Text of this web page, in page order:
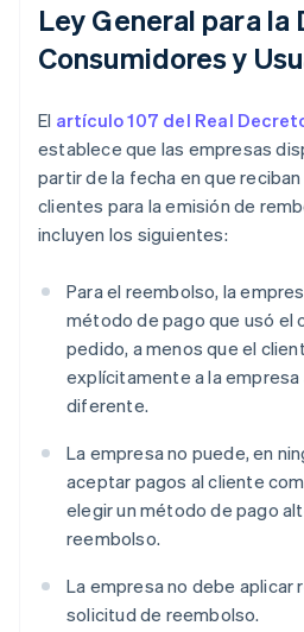
Ley General para la
Consumidores y
El artículo 107 del Real
establece que las empresas
partir de la fecha en que
clientes para la emisión de
incluyen los siguientes:
Para el reembolso, la
método de pago que usó el
pedido, a menos que el
explícitamente a la empresa
diferente.
La empresa no puede, en
aceptar pagos al cliente
elegir un método de pago
reembolso.
La empresa no debe aplicar
solicitud de reembolso.